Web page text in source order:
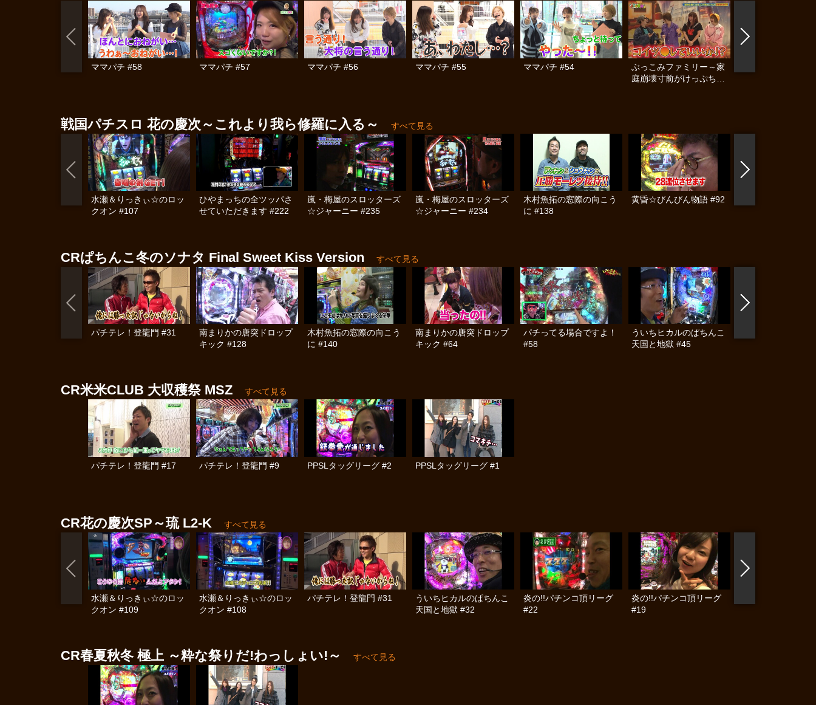
ママパチ #58 ママパチ #57 ママパチ #56 ママパチ #55 ママパチ #54
ぶっこみファミリー～家
庭崩壊寸前がけっぷちSP
戦国パチスロ 花の慶次～これより我ら修羅に入る～ すべて見る
水瀬＆りっきぃ☆のロッ
クオン #107
ひやまっちの全ツッパさ
せていただきます #222
嵐・梅屋のスロッターズ
☆ジャーニー #235
嵐・梅屋のスロッターズ
☆ジャーニー #234
木村魚拓の窓際の向こう
に #138
黄昏☆びんびん物語 #92
CRぱちんこ冬のソナタ Final Sweet Kiss Version すべて見る
パチテレ！登龍門 #31
南まりかの唐突ドロップ
キック #128
木村魚拓の窓際の向こう
に #140
南まりかの唐突ドロップ
キック #64
パチってる場合ですよ！
#58
ういちヒカルのぱちんこ
天国と地獄 #45
CR米米CLUB 大収穫祭 MSZ すべて見る
パチテレ！登龍門 #17 パチテレ！登龍門 #9 PPSLタッグリーグ #2 PPSLタッグリーグ #1
CR花の慶次SP～琉 L2‐K すべて見る
水瀬＆りっきぃ☆のロッ
クオン #109
水瀬＆りっきぃ☆のロッ
クオン #108
パチテレ！登龍門 #31
ういちヒカルのぱちんこ
天国と地獄 #32
炎の!!パチンコ頂リーグ
#22
炎の!!パチンコ頂リーグ
#19
CR春夏秋冬 極上 ～粋な祭りだ!わっしょい!～ すべて見る